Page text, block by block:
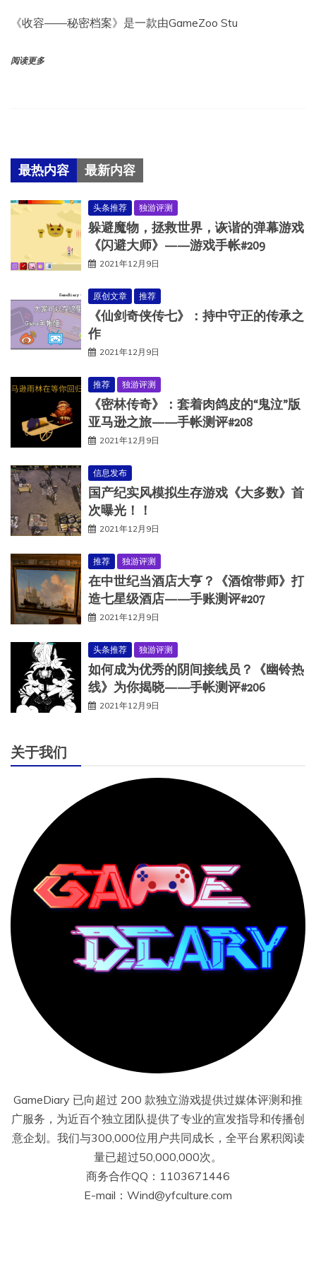
《收容——秘密档案》是一款由GameZoo Stu
阅读更多
最热内容 最新内容
头条推荐 独游评测
躲避魔物，拯救世界，诙谐的弹幕游戏
《闪避大师》——游戏手帐#209
2021年12月9日
原创文章 推荐
《仙剑奇侠传七》：持中守正的传承之
作
2021年12月9日
推荐 独游评测
《密林传奇》：套着肉鸽皮的“鬼泣”版
亚马逊之旅——手帐测评#208
2021年12月9日
信息发布
国产纪实风模拟生存游戏《大多数》首
次曝光！！
2021年12月9日
推荐 独游评测
在中世纪当酒店大亨？《酒馆带师》打
造七星级酒店——手账测评#207
2021年12月9日
头条推荐 独游评测
如何成为优秀的阴间接线员？《幽铃热
线》为你揭晓——手帐测评#206
2021年12月9日
关于我们
GameDiary 已向超过 200 款独立游戏提供过媒体评测和推
广服务，为近百个独立团队提供了专业的宣发指导和传播创
意企划。我们与300,000位用户共同成长，全平台累积阅读
量已超过50,000,000次。
商务合作QQ：1103671446
E-mail：Wind@yfculture.com